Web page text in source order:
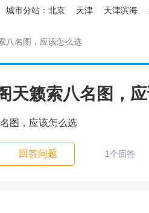
城市分站： 北京 天津 天津滨海
八名图，应该怎么选
天籁索八名图，
图，应该怎么选
回答问题 1个回答